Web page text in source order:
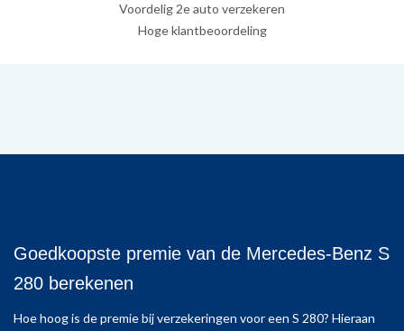
Voordelig 2e auto verzekeren
Hoge klantbeoordeling
Goedkoopste premie van de Mercedes-Benz S
280 berekenen
Hoe hoog is de premie bij verzekeringen voor een S 280? Hieraan